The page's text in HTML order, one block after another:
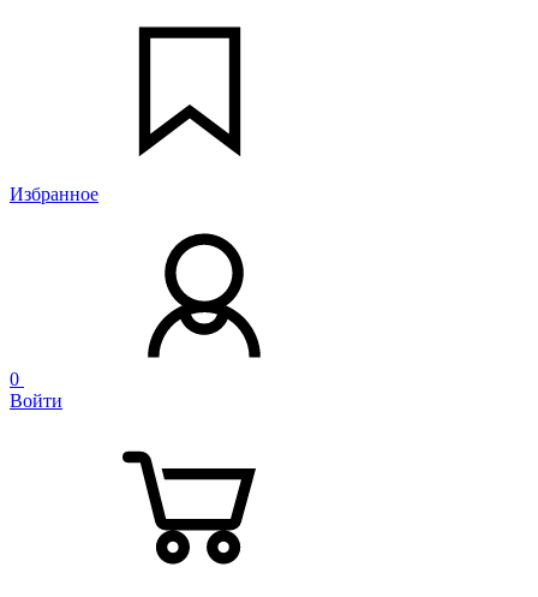
Избранное
0
Войти